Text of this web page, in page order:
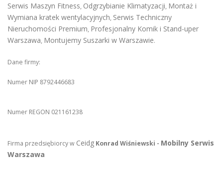
Serwis Maszyn Fitness, Odgrzybianie Klimatyzacji, Montaż i
Wymiana kratek wentylacyjnych, Serwis Techniczny
Nieruchomości Premium, Profesjonalny Komik i Stand-uper
Warszawa, Montujemy Suszarki w Warszawie.
Dane firmy:
Numer NIP 8792446683
Numer REGON 021161238
Firma przedsiębiorcy w Ceidg Konrad Wiśniewski - Mobilny Serwis
Warszawa